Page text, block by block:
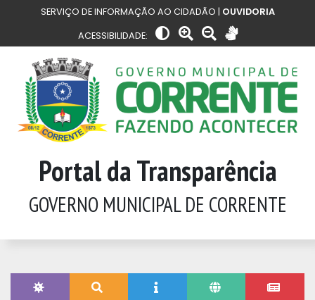
SERVIÇO DE INFORMAÇÃO AO CIDADÃO | OUVIDORIA
ACESSIBILIDADE:
Portal da Transparência
GOVERNO MUNICIPAL DE CORRENTE